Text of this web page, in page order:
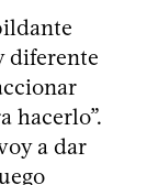
diferente
hacerlo”.
a dar